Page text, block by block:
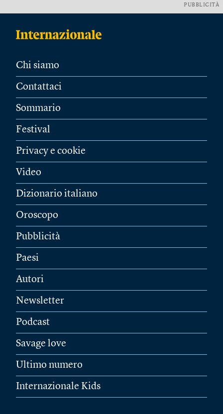
PUBBLICITÀ
Chi siamo
Contattaci
Sommario
Festival
Privacy e cookie
Video
Dizionario italiano
Oroscopo
Pubblicità
Paesi
Autori
Newsletter
Podcast
Savage love
Ultimo numero
Internazionale Kids